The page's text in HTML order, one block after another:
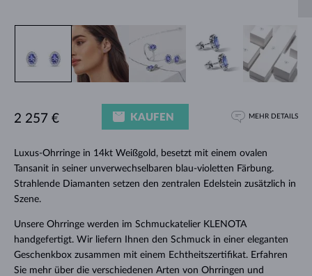
Luxus-Ohrringe in 14kt Weißgold, besetzt mit einem ovalen
Tansanit in seiner unverwechselbaren blau-violetten Färbung.
Strahlende Diamanten setzen den zentralen Edelstein zusätzlich in
Szene.
Unsere Ohrringe werden im Schmuckatelier KLENOTA
handgefertigt. Wir liefern Ihnen den Schmuck in einer eleganten
Geschenkbox zusammen mit einem Echtheitszertifikat. Erfahren
Sie mehr über die verschiedenen Arten von Ohrringen und
2 257 € KAUFEN MEHR DETAILS